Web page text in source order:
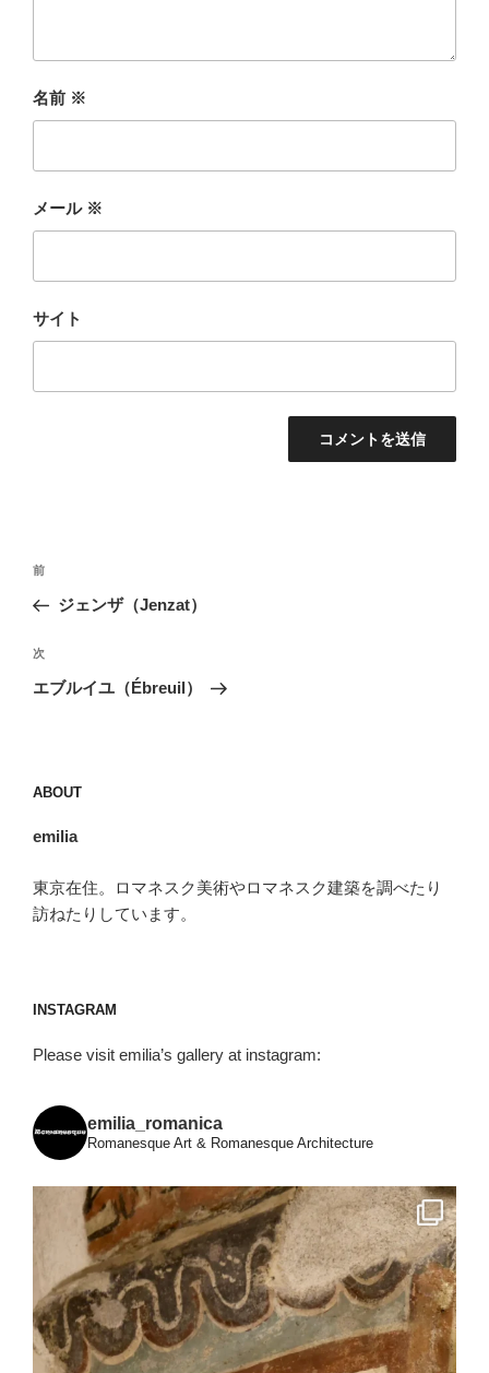
名前 ※
メール ※
サイト
投
ナ
ビ
ゲ
ン
前
の
稿
前
ジェンザ（Jenzat）
次
の
次
エブルイユ（Ébreuil）
ABOUT
emilia
東京在住。ロマネスク美術やロマネスク建築を調べたり
訪ねたりしています。
INSTAGRAM
Please visit emilia’s gallery at instagram:
emilia_romanica
Romanesque Art & Romanesque Architecture